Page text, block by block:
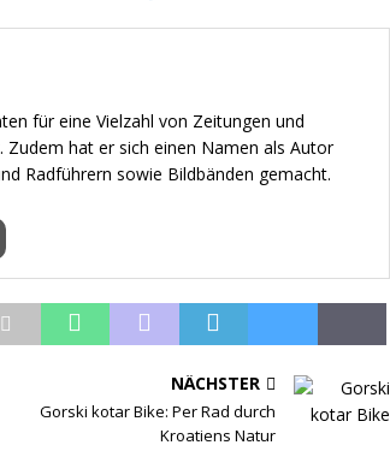
für eine Vielzahl von Zeitungen und
Zudem hat er sich einen Namen als Autor
Radführern sowie Bildbänden gemacht.
NÄCHSTER
Gorski kotar Bike: Per Rad durch
Kroatiens Natur